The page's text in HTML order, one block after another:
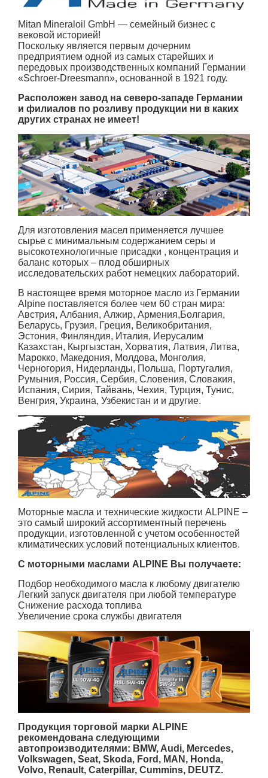
Mitan Mineraloil GmbH — семейный бизнес с
вековой историей!
Поскольку является первым дочерним
предприятием одной из самых старейших и
передовых производственных компаний Германии
«Schroer-Dreesmann», основанной в 1921 году.
Расположен завод на северо-западе Германии
и филиалов по розливу продукции ни в каких
других странах не имеет!
Для изготовления масел применяется лучшее
сырье с минимальным содержанием серы и
высокотехнологичные присадки , концентрация и
баланс которых – плод обширных
исследовательских работ немецких лабораторий.
В настоящее время моторное масло из Германии
Alpine поставляется более чем 60 стран мира:
Австрия, Албания, Алжир, Армения,Болгария,
Беларусь, Грузия, Греция, Великобритания,
Эстония, Финляндия, Италия, Иерусалим
Казахстан, Кыргызстан, Хорватия, Латвия, Литва,
Марокко, Македония, Молдова, Монголия,
Черногория, Нидерланды, Польша, Португалия,
Румыния, Россия, Сербия, Словения, Словакия,
Испания, Сирия, Тайвань, Чехия, Турция, Тунис,
Венгрия, Украина, Узбекистан и и другие.
Моторные масла и технические жидкости ALPINE –
это самый широкий ассортиментный перечень
продукции, изготовленной с учетом особенностей
климатических условий потенциальных клиентов.
С моторными маслами ALPINE Вы получаете:
Подбор необходимого масла к любому двигателю
Легкий запуск двигателя при любой температуре
Снижение расхода топлива
Увеличение срока службы двигателя
Продукция торговой марки ALPINE
рекомендована следующими
автопроизводителями: BMW, Audi, Mercedes,
Volkswagen, Seat, Skoda, Ford, MAN, Honda,
Volvo, Renault, Caterpillar, Cummins, DEUTZ.